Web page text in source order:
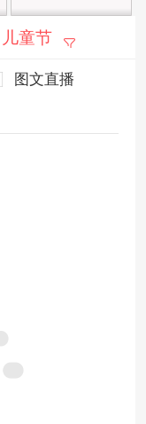
儿童节
图文直播